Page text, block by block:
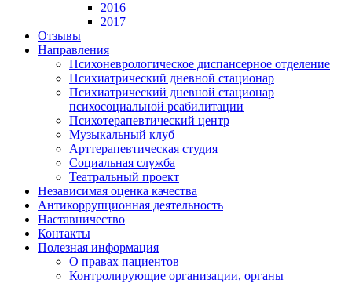
2016
2017
Отзывы
Направления
Психоневрологическое диспансерное отделение
Психиатрический дневной стационар
Психиатрический дневной стационар
психосоциальной реабилитации
Психотерапевтический центр
Музыкальный клуб
Арттерапевтическая студия
Социальная служба
Театральный проект
Независимая оценка качества
Антикоррупционная деятельность
Наставничество
Контакты
Полезная информация
О правах пациентов
Контролирующие организации, органы